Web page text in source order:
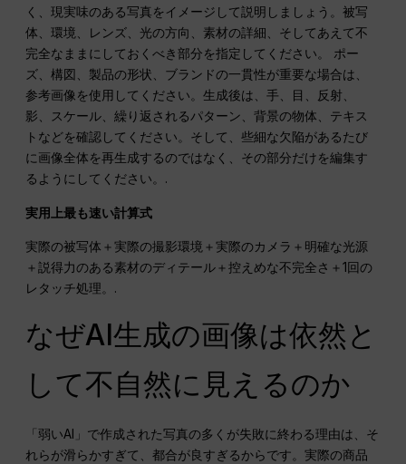
く、現実味のある写真をイメージして説明しましょう。被写
体、環境、レンズ、光の方向、素材の詳細、そしてあえて不
完全なままにしておくべき部分を指定してください。 ポー
ズ、構図、製品の形状、ブランドの一貫性が重要な場合は、
参考画像を使用してください。生成後は、手、目、反射、
影、スケール、繰り返されるパターン、背景の物体、テキス
トなどを確認してください。そして、些細な欠陥があるたび
に画像全体を再生成するのではなく、その部分だけを編集す
るようにしてください。.
実用上最も速い計算式
実際の被写体＋実際の撮影環境＋実際のカメラ＋明確な光源
＋説得力のある素材のディテール＋控えめな不完全さ＋1回の
レタッチ処理。.
なぜAI生成の画像は依然と
して不自然に見えるのか
「弱いAI」で作成された写真の多くが失敗に終わる理由は、そ
れらが滑らかすぎて、都合が良すぎるからです。実際の商品